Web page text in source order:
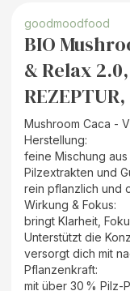
goodmoodfood
BIO
& Relax 2.0,
Mushroom Caca -
Herstellung:
feine Mischung
Pilzextrakten und
rein pflanzlich und
Wirkung & Fokus:
bringt Klarheit,
Unterstützt die
versorgt dich mit
Pflanzenkraft:
mit über 30 % Pilz-